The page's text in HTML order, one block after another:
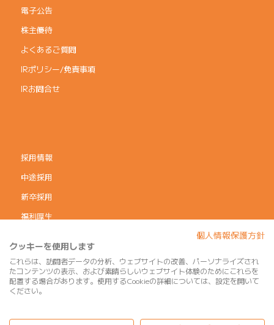
電子公告
株主優待
よくあるご質問
IRポリシー/免責事項
IRお問合せ
採用情報
中途採用
新卒採用
福利厚生
個人情報保護方針
利用規約
サイトマップ
個人情報保護方針
クッキーを使用します
これらは、訪問者データの分析、ウェブサイトの改善、パーソナライズされ
たコンテンツの表示、および素晴らしいウェブサイト体験のためにこれらを
配置する場合があります。使用するCookieの詳細については、設定を開いて
ください。